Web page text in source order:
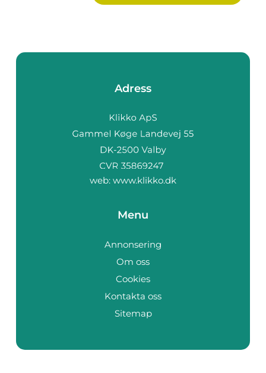
Adress
web: www.klikko.dk
Menu
Annonsering
Om oss
Cookies
Kontakta oss
Sitemap